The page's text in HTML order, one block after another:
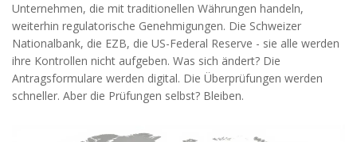
Unternehmen, die mit traditionellen Währungen handeln,
weiterhin regulatorische Genehmigungen. Die Schweizer
Nationalbank, die EZB, die US-Federal Reserve - sie alle werden
ihre Kontrollen nicht aufgeben. Was sich ändert? Die
Antragsformulare werden digital. Die Überprüfungen werden
schneller. Aber die Prüfungen selbst? Bleiben.